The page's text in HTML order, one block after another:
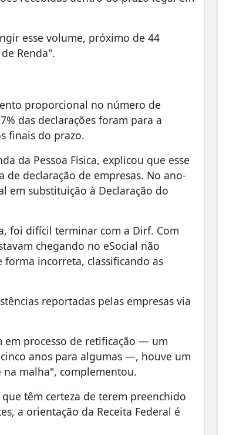
esse volume, próximo de 44
Renda".
proporcional no número de
das declarações foram para a
finais do prazo.
da Pessoa Física, explicou que esse
declaração de empresas. No ano-
em substituição à Declaração do
foi difícil terminar com a Dirf. Com
chegando no eSocial não
forma incorreta, classificando as
reportadas pelas empresas via
em processo de retificação — um
anos para algumas —, houve um
malha", complementou.
têm certeza de terem preenchido
a orientação da Receita Federal é